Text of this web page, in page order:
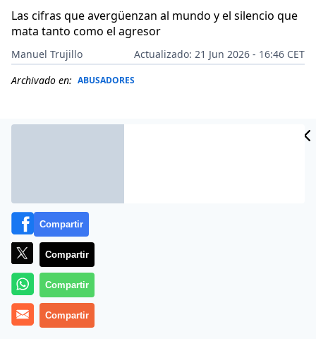
Las cifras que avergüenzan al mundo y el silencio que
mata tanto como el agresor
Manuel Trujillo
Actualizado: 21 Jun 2026 - 16:46 CET
Archivado en: ABUSADORES
Desde 2003, año en que comenzó la estadística oficial,
1.333 mujeres han muerto por violencia de género en
Compartir
Compartir
Compartir
Compartir